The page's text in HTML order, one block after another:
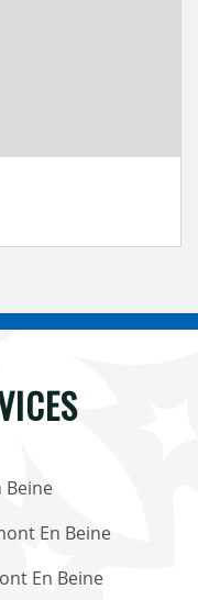
Beine
En Beine
En Beine